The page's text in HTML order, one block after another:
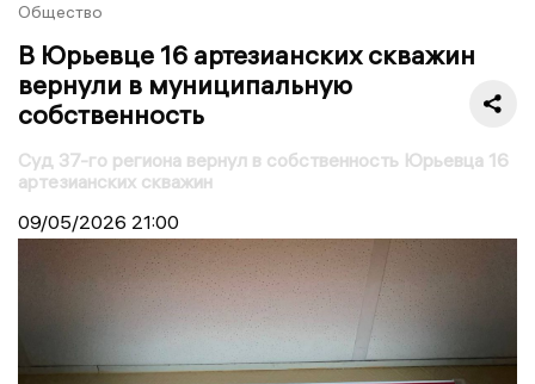
Общество
В Юрьевце 16 артезианских скважин
вернули в муниципальную
собственность
Суд 37-го региона вернул в собственность Юрьевца 16
артезианских скважин
09/05/2026 21:00